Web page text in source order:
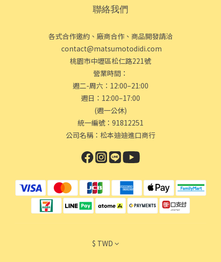
聯絡我們
各式合作邀約、廠商合作、商品開發請洽
contact@matsumotodidi.com
桃園市中壢區松仁路221號
營業時間：
週二-周六：12:00–21:00
週日：12:00–17:00
(週一公休)
統一編號：91812251
公司名稱：松本迪迪進口商行
$ TWD